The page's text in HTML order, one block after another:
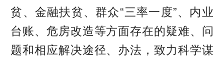
贫、金融扶贫、群众“三率一度”、内业
台账、危房改造等方面存在的疑难、问
题和相应解决途径、办法，致力科学谋